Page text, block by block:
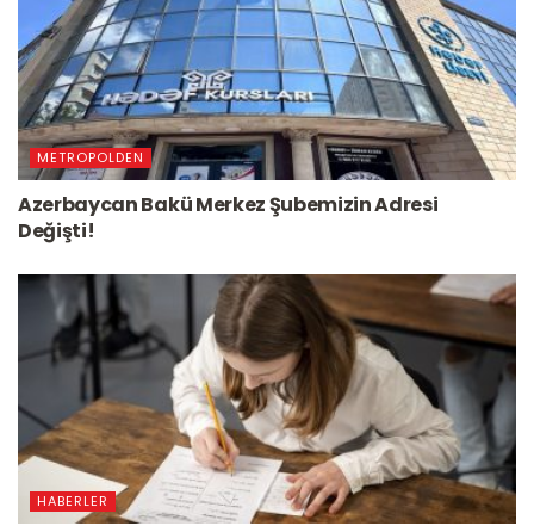
METROPOLDEN
Azerbaycan Bakü Merkez Şubemizin Adresi
Değişti!
HABERLER